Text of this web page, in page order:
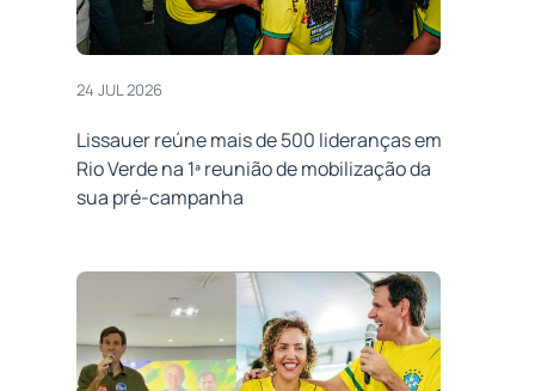
24 JUL 2026
Lissauer reúne mais de 500 lideranças em
Rio Verde na 1ª reunião de mobilização da
sua pré-campanha